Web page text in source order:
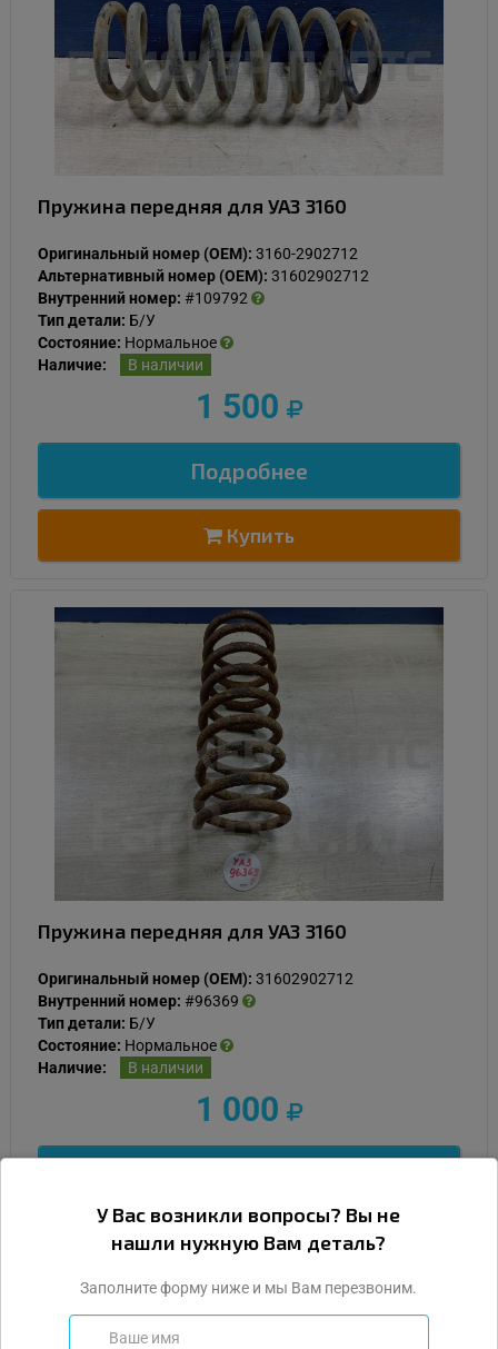
Пружина передняя для УАЗ 3160
Оригинальный номер (OEM): 3160-2902712
Альтернативный номер (OEM): 31602902712
Внутренний номер: #109792
Тип детали: Б/У
Состояние: Нормальное
Наличие:
В наличии
1 500
Подробнее
Купить
Пружина передняя для УАЗ 3160
Оригинальный номер (OEM): 31602902712
Внутренний номер: #96369
Тип детали: Б/У
Состояние: Нормальное
Наличие:
В наличии
1 000
Купить
У Вас возникли вопросы? Вы не
нашли нужную Вам деталь?
Заполните форму ниже и мы Вам перезвоним.